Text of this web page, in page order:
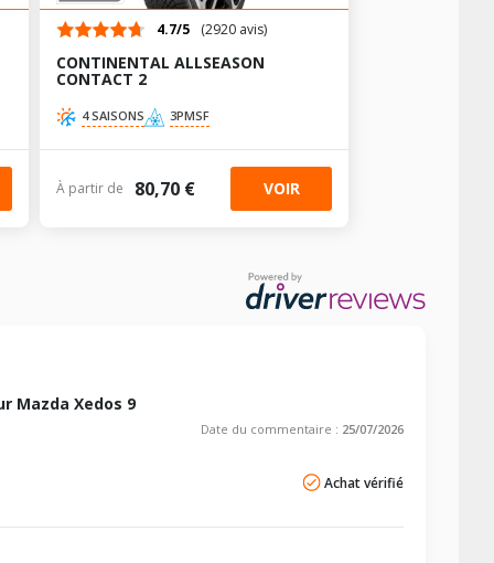
4.7/5 (2920 avis)
CONTINENTAL ALLSEASON
CONTACT 2
4 SAISONS 3PMSF
À partir de 80,70 € VOIR
Mazda Xedos 9
Date du commentaire : 25/07/2026
Achat vérifié